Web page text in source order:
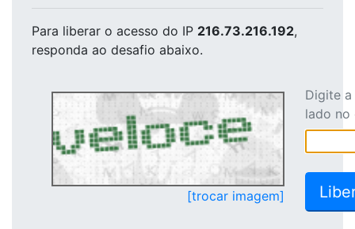
Para liberar o acesso do IP 216.73.216.192,
responda ao desafio abaixo.
[trocar imagem]
Digite
lado no